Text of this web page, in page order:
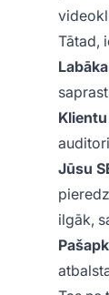
Tātad,
Jūsu
ilgāk,